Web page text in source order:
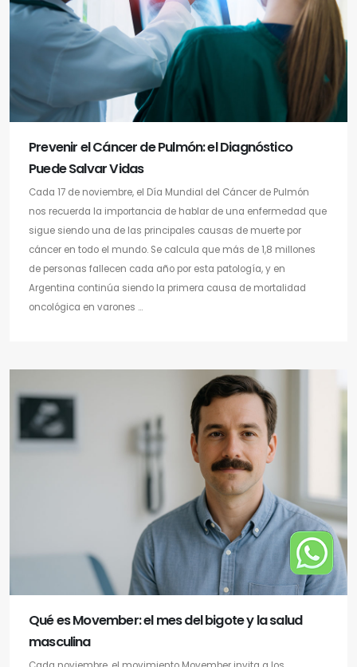
Prevenir el Cáncer de Pulmón: el Diagnóstico
Puede Salvar Vidas
Cada 17 de noviembre, el Día Mundial del Cáncer de Pulmón
nos recuerda la importancia de hablar de una enfermedad que
sigue siendo una de las principales causas de muerte por
cáncer en todo el mundo. Se calcula que más de 1,8 millones
de personas fallecen cada año por esta patología, y en
Argentina continúa siendo la primera causa de mortalidad
oncológica en varones ...
Qué es Movember: el mes del bigote y la salud
masculina